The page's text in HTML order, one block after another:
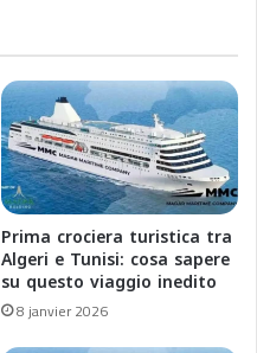
Prima crociera turistica tra
Algeri e Tunisi: cosa sapere
su questo viaggio inedito
8 janvier 2026